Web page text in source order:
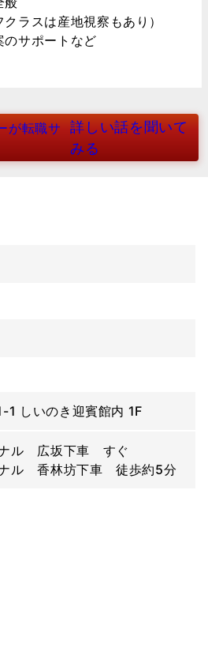
ラスは産地視察もあり）
のサポートなど
が転職サ
詳しい話を聞いて
みる
1 しいのき迎賓館内 1F
ナル 広坂下車 すぐ
ナル 香林坊下車 徒歩約5分